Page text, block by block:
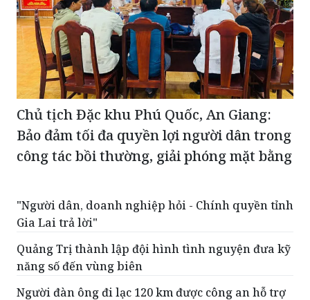
Chủ tịch Đặc khu Phú Quốc, An Giang:
Bảo đảm tối đa quyền lợi người dân trong
công tác bồi thường, giải phóng mặt bằng
"Người dân, doanh nghiệp hỏi - Chính quyền tỉnh
Gia Lai trả lời"
Quảng Trị thành lập đội hình tình nguyện đưa kỹ
năng số đến vùng biên
Người đàn ông đi lạc 120 km được công an hỗ trợ